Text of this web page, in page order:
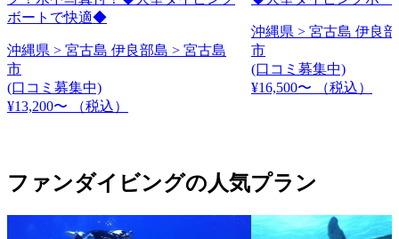
ボートで快適◆
沖縄県 > 宮古島 伊良部島 > 宮古島
市
(口コミ募集中)
¥13,200〜
（税込）
沖縄県 > 宮古島 伊良
市
(口コミ募集中)
¥16,500〜
（税込）
ファンダイビングの人気プラン